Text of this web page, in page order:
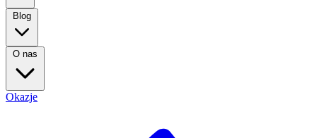
Blog
O nas
Okazje